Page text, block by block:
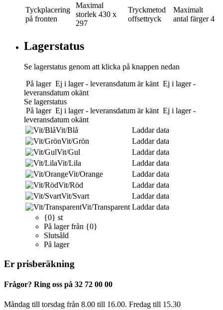
Tyckplacering
på fronten
Maximal
storlek 430 x
297
Tryckmetod
offsettryck
Maximalt
antal färger 4
Lagerstatus
Se lagerstatus genom att klicka på knappen nedan
På lager Ej i lager - leveransdatum är känt Ej i lager -
leveransdatum okänt
Se lagerstatus
På lager Ej i lager - leveransdatum är känt Ej i lager -
leveransdatum okänt
Vit/Blå
Laddar data
Vit/Grön
Laddar data
Vit/Gul
Laddar data
Vit/Lila
Laddar data
Vit/Orange
Laddar data
Vit/Röd
Laddar data
Vit/Svart
Laddar data
Vit/Transparent Laddar data
{0} st
På lager från {0}
Slutsåld
På lager
Er prisberäkning
Frågor? Ring oss på 32 72 00 00
Måndag till torsdag från 8.00 till 16.00. Fredag ​​till 15.30